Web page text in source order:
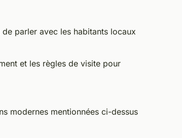
parler avec les habitants locaux
et les règles de visite pour
modernes mentionnées ci-dessus